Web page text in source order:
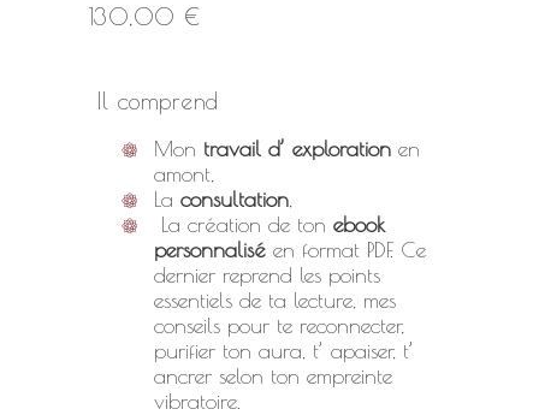
130,00 €
Il comprend
Mon travail d’ exploration en
amont,
La consultation
La création de ton ebook
personnalisé en format PDF. Ce
dernier reprend les points
essentiels de ta lecture, mes
conseils pour te reconnecter,
purifier ton aura, t’ apaiser, t’
ancrer selon ton empreinte
vibratoire.